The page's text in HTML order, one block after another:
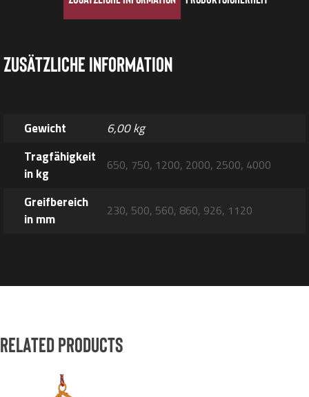
Zusätzliche Information
Gewicht
6,00 kg
Tragfähigkeit
in kg
650, 750, 1200, 2000, 2500, 4000
Greifbereich
in mm
230, 500, 560, 860, 926, 1120
Related products